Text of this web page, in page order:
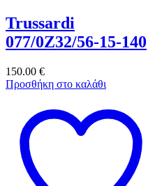
Trussardi
077/0Z32/56-15-140
150.00 €
Προσθήκη στο καλάθι